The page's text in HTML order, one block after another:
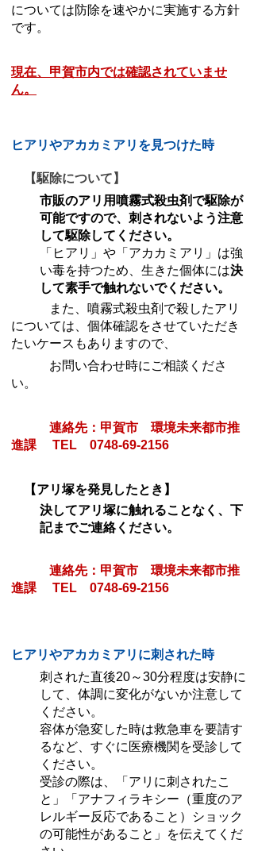
については防除を速やかに実施する方針
です。
現在、甲賀市内では確認されていませ
ん。
ヒアリやアカカミアリを見つけた時
【駆除について】
市販のアリ用噴霧式殺虫剤で駆除が
可能ですので、刺されないよう注意
して駆除してください。
「ヒアリ」や「アカカミアリ」は強
い毒を持つため、生きた個体には決
して素手で触れないでください。
また、噴霧式殺虫剤で殺したアリ
については、個体確認をさせていただき
たいケースもありますので、
お問い合わせ時にご相談くださ
い。
連絡先：甲賀市 環境未来都市推
進課 TEL 0748-69-2156
【アリ塚を発見したとき】
決してアリ塚に触れることなく 、 下
記までご連絡ください。
連絡先：甲賀市 環境未来都市推
進課 TEL 0748-69-2156
ヒアリやアカカミアリに刺された時
刺された直後20～30分程度は安静に
して、体調に変化がないか注意して
ください。
容体が急変した時は救急車を要請す
るなど、すぐに医療機関を受診して
ください。
受診の際は、「アリに刺されたこ
と」「アナフィラキシー（重度のア
レルギー反応であること）ショック
の可能性があること」を伝えてくだ